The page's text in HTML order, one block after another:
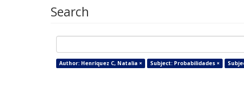
Search
Author: Henríquez C, Natalia × Subject: Probabilidades ×